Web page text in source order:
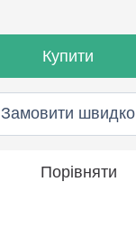
Купити
Замовити швидко
Порівняти